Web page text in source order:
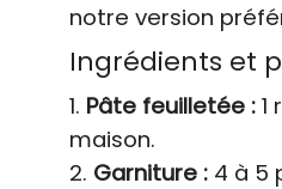
notre version
Ingrédients et
Pâte feuilletée : 1
maison.
Garniture : 4 à 5